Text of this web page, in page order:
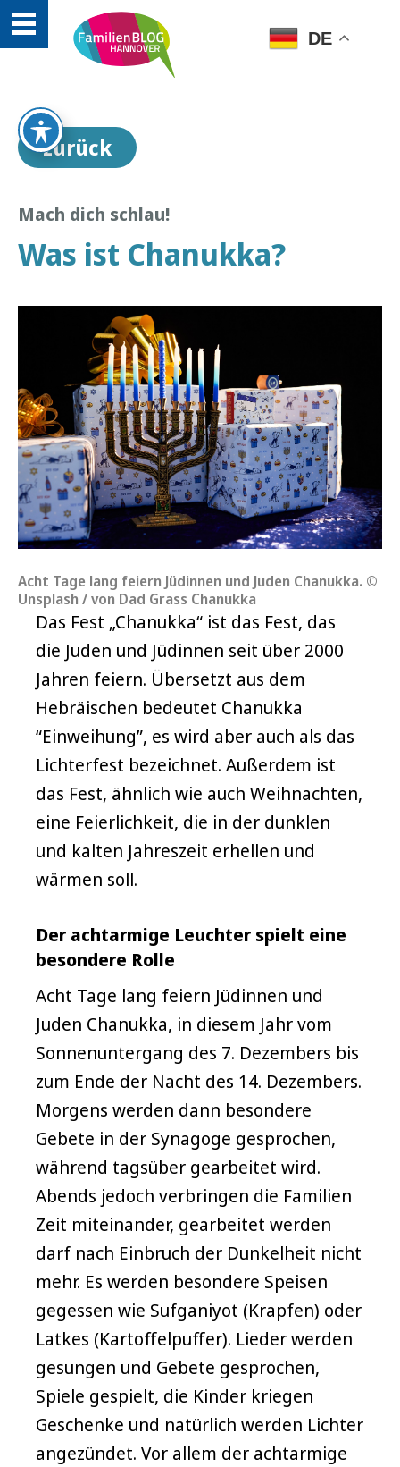
DE
zurück
Mach dich schlau!
Was ist Chanukka?
Acht Tage lang feiern Jüdinnen und Juden Chanukka. ©
Unsplash / von Dad Grass Chanukka
Das Fest „Chanukka“ ist das Fest, das
die Juden und Jüdinnen seit über 2000
Jahren feiern. Übersetzt aus dem
Hebräischen bedeutet Chanukka
“Einweihung”, es wird aber auch als das
Lichterfest bezeichnet. Außerdem ist
das Fest, ähnlich wie auch Weihnachten,
eine Feierlichkeit, die in der dunklen
und kalten Jahreszeit erhellen und
wärmen soll.
Der achtarmige Leuchter spielt eine
besondere Rolle
Acht Tage lang feiern Jüdinnen und
Juden Chanukka, in diesem Jahr vom
Sonnenuntergang des 7. Dezembers bis
zum Ende der Nacht des 14. Dezembers.
Morgens werden dann besondere
Gebete in der Synagoge gesprochen,
während tagsüber gearbeitet wird.
Abends jedoch verbringen die Familien
Zeit miteinander, gearbeitet werden
darf nach Einbruch der Dunkelheit nicht
mehr. Es werden besondere Speisen
gegessen wie Sufganiyot (Krapfen) oder
Latkes (Kartoffelpuffer). Lieder werden
gesungen und Gebete gesprochen,
Spiele gespielt, die Kinder kriegen
Geschenke und natürlich werden Lichter
angezündet. Vor allem der achtarmige